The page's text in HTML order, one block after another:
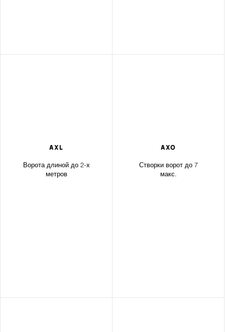
AXL
Ворота длиной до 2-х
метров
AXO
Створки ворот до 7
макс.